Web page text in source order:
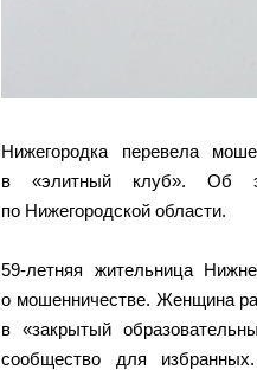
Нижегородка перевела
в «элитный клуб». Об
по Нижегородской области.
59-летняя жительница
о мошенничестве. Женщина
в «закрытый
сообщество для